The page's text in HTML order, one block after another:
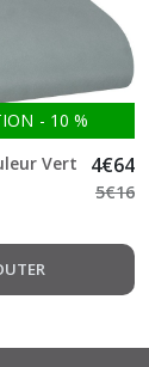
- 10 %
Vert
4€64
5€16